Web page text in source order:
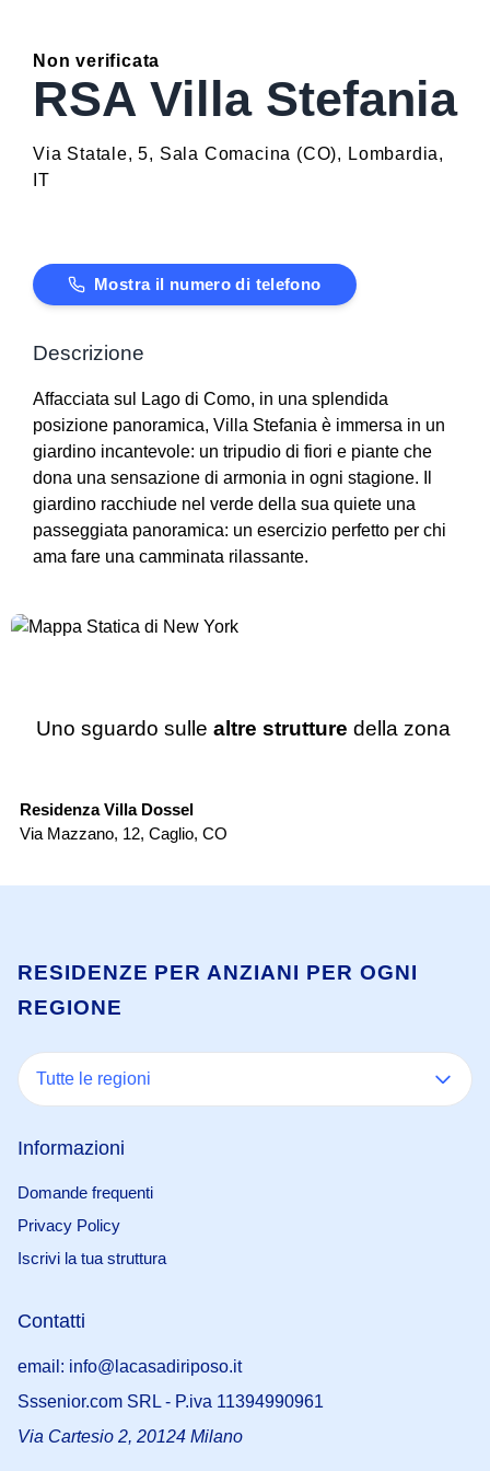
Non verificata
RSA Villa Stefania
Via Statale, 5, Sala Comacina (CO), Lombardia,
IT
Mostra il numero di telefono
Descrizione
Affacciata sul Lago di Como, in una splendida
posizione panoramica, Villa Stefania è immersa in un
giardino incantevole: un tripudio di fiori e piante che
dona una sensazione di armonia in ogni stagione. Il
giardino racchiude nel verde della sua quiete una
passeggiata panoramica: un esercizio perfetto per chi
ama fare una camminata rilassante.
Uno sguardo sulle altre strutture della zona
Residenza Villa Dossel
Via Mazzano, 12, Caglio, CO
RESIDENZE PER ANZIANI PER OGNI
REGIONE
Tutte le regioni
Informazioni
Domande frequenti
Privacy Policy
Iscrivi la tua struttura
Contatti
email: info@lacasadiriposo.it
Sssenior.com SRL - P.iva 11394990961
Via Cartesio 2, 20124 Milano